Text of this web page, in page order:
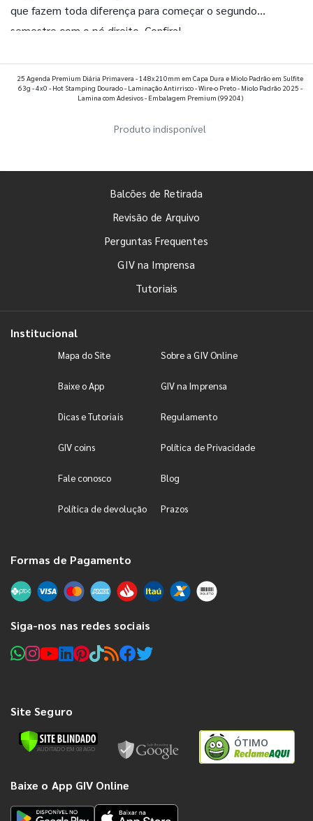
que fazem toda diferença para começar o segundo
semestre com o pé direito. Confira!
25 Agenda Premium Diária Primavera - 148x210mm em Capa Dura e Miolo Padrão em Sulfite
63g - 4x0 - Hot Stamping Dourado - Laminação Antirrisco - Wire-o Preto - Miolo Padrão 2025 -
Lamina com Adesivos - Embalagem Premium (99204)
Produto indisponível
Balcões de Retirada
Revisão de Arquivo
Perguntas Frequentes
GIV na Imprensa
Tutoriais
Institucional
Mapa do Site Sobre a GIV Online
Baixe o App GIV na Imprensa
Dicas e Tutoriais Regulamento
GIV coins Política de Privacidade
Fale conosco Blog
Política de devolução Prazos
Formas de Pagamento
Siga-nos nas redes sociais
Site Seguro
ÓTIMO
Baixe o App GIV Online